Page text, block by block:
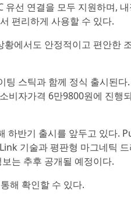
선 연결을 모두 지원하며, 내
편리하게 사용할 수 있다.
에서도 안정적이고 편안한
팅 스틱과 함께 정식 출시된다.
비자가격 6만9800원에 진행
하반기 출시를 앞두고 있다.
기술과 평판형 마그네틱 드
는 추후 공개될 예정이다.
해 확인할 수 있다.